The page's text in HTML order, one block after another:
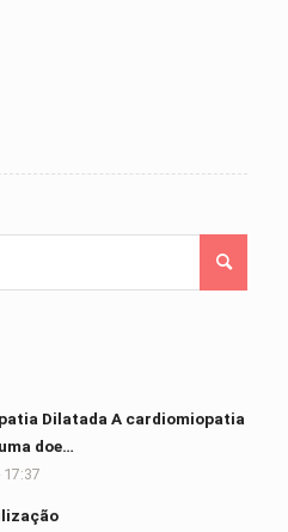
Dilatada A cardiomiopatia
doe…
17:37